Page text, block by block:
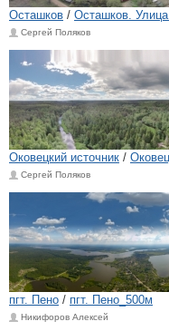
Осташков / Осташков.
Сергей Поляков
Оковецкий источник /
Сергей Поляков
пгт. Пено / пгт. Пено_500м
Никифоров Алексей